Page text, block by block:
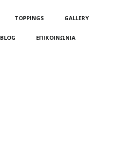
TOPPINGS GALLERY
BLOG ΕΠΙΚΟΙΝΩΝΊΑ